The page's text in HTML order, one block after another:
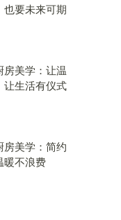
也要未来可期
房美学：让温
让生活有仪式
房美学：简约
暖不浪费